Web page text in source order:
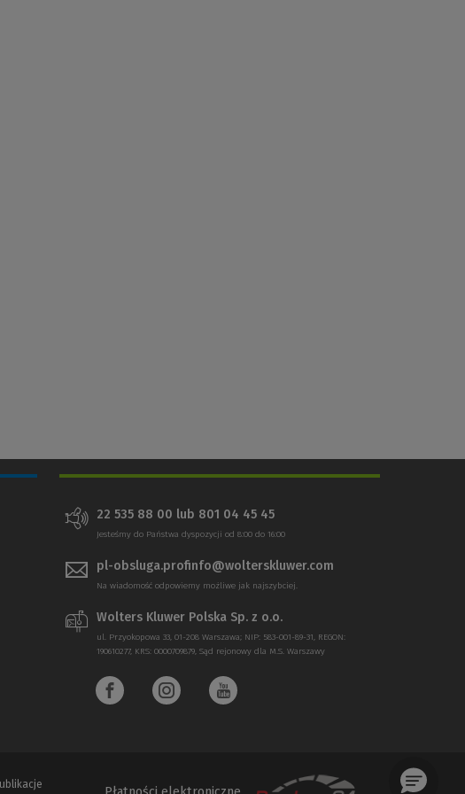
22 535 88 00 lub 801 04 45 45
Jesteśmy do Państwa dyspozycji od 8:00 do 16:00
pl-obsluga.profinfo@wolterskluwer.com
Na wiadomość odpowiemy możliwe jak najszybciej.
Wolters Kluwer Polska Sp. z o.o.
ul. Przyokopowa 33, 01-208 Warszawa; NIP: 583-001-89-31, REGON:
190610277, KRS: 0000709879, Sąd rejonowy dla M.S. Warszawy